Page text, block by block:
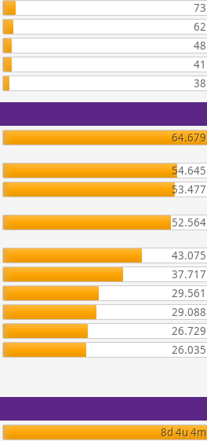
73
62
48
41
38
64.679
54.645
53.477
52.564
43.075
37.717
29.561
29.088
26.729
26.035
8d 4u 4m